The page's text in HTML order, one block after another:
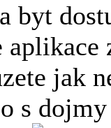
byt
jak
s